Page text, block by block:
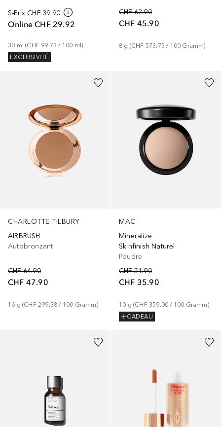
S-Prix CHF 39.90
Online CHF 29.92
30 ml (CHF 99.73 / 100 ml)
EXCLUSIVITÉ
CHF 62.90
CHF 45.90
8 g (CHF 573.75 / 100 Gramm)
CHARLOTTE TILBURY
AIRBRUSH
Autobronzant
CHF 64.90
CHF 47.90
16 g (CHF 299.38 / 100 Gramm)
+1
MAC
Mineralize
Skinfinish Naturel
Poudre
CHF 51.90
CHF 35.90
10 g (CHF 359.00 / 100 Gramm)
CADEAU
+15